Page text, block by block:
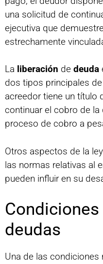
una solicitud de
ejecutiva que
estrechamente
La liberación de deuda
dos tipos principales
acreedor tiene un título
continuar el cobro de la
proceso de cobro a
Otros aspectos de la
las normas relativas al
pueden influir en su
deudas
Una de las